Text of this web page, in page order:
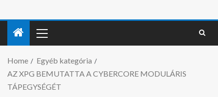
Home
Egyéb kategória
AZ XPG BEMUTATTA A CYBERCORE MODULÁRIS
TÁPEGYSÉGÉT